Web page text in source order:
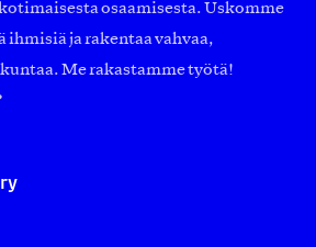
osaamisesta. Uskomme
ihmisiä ja rakentaa vahvaa,
Me rakastamme työtä!